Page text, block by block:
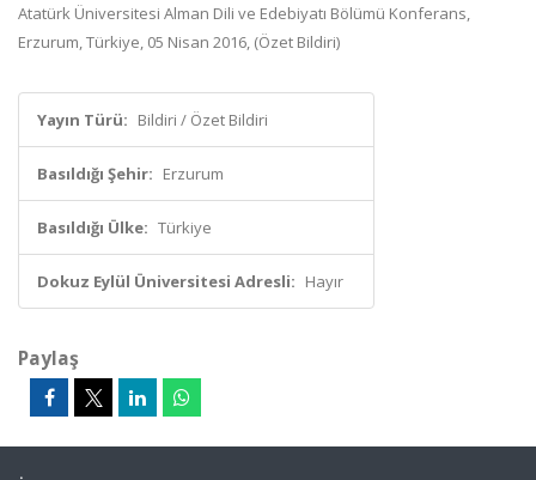
Atatürk Üniversitesi Alman Dili ve Edebiyatı Bölümü Konferans,
Erzurum, Türkiye, 05 Nisan 2016, (Özet Bildiri)
Yayın Türü: Bildiri / Özet Bildiri
Basıldığı Şehir: Erzurum
Basıldığı Ülke: Türkiye
Dokuz Eylül Üniversitesi Adresli: Hayır
Paylaş